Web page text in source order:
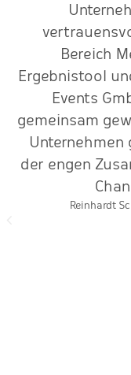
Bereich
Ergebnistool
Events
gemeinsam
der engen
Reinhardt